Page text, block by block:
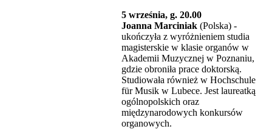
5 września, g. 20.00
Joanna Marciniak (Polska) -
ukończyła z wyróżnieniem studia
magisterskie w klasie organów w
Akademii Muzycznej w Poznaniu,
gdzie obroniła prace doktorską.
Studiowała również w Hochschule
für Musik w Lubece. Jest laureatką
ogólnopolskich oraz
międzynarodowych konkursów
organowych.